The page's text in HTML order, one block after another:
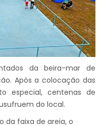
da beira-mar de
Após a colocação das
especial, centenas de
do local.
da faixa de areia, o